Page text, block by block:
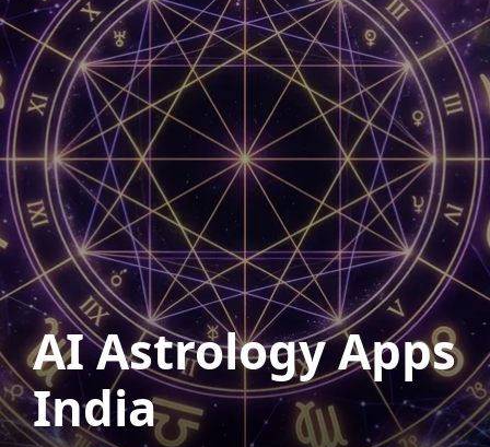
AI Astrology Apps
India